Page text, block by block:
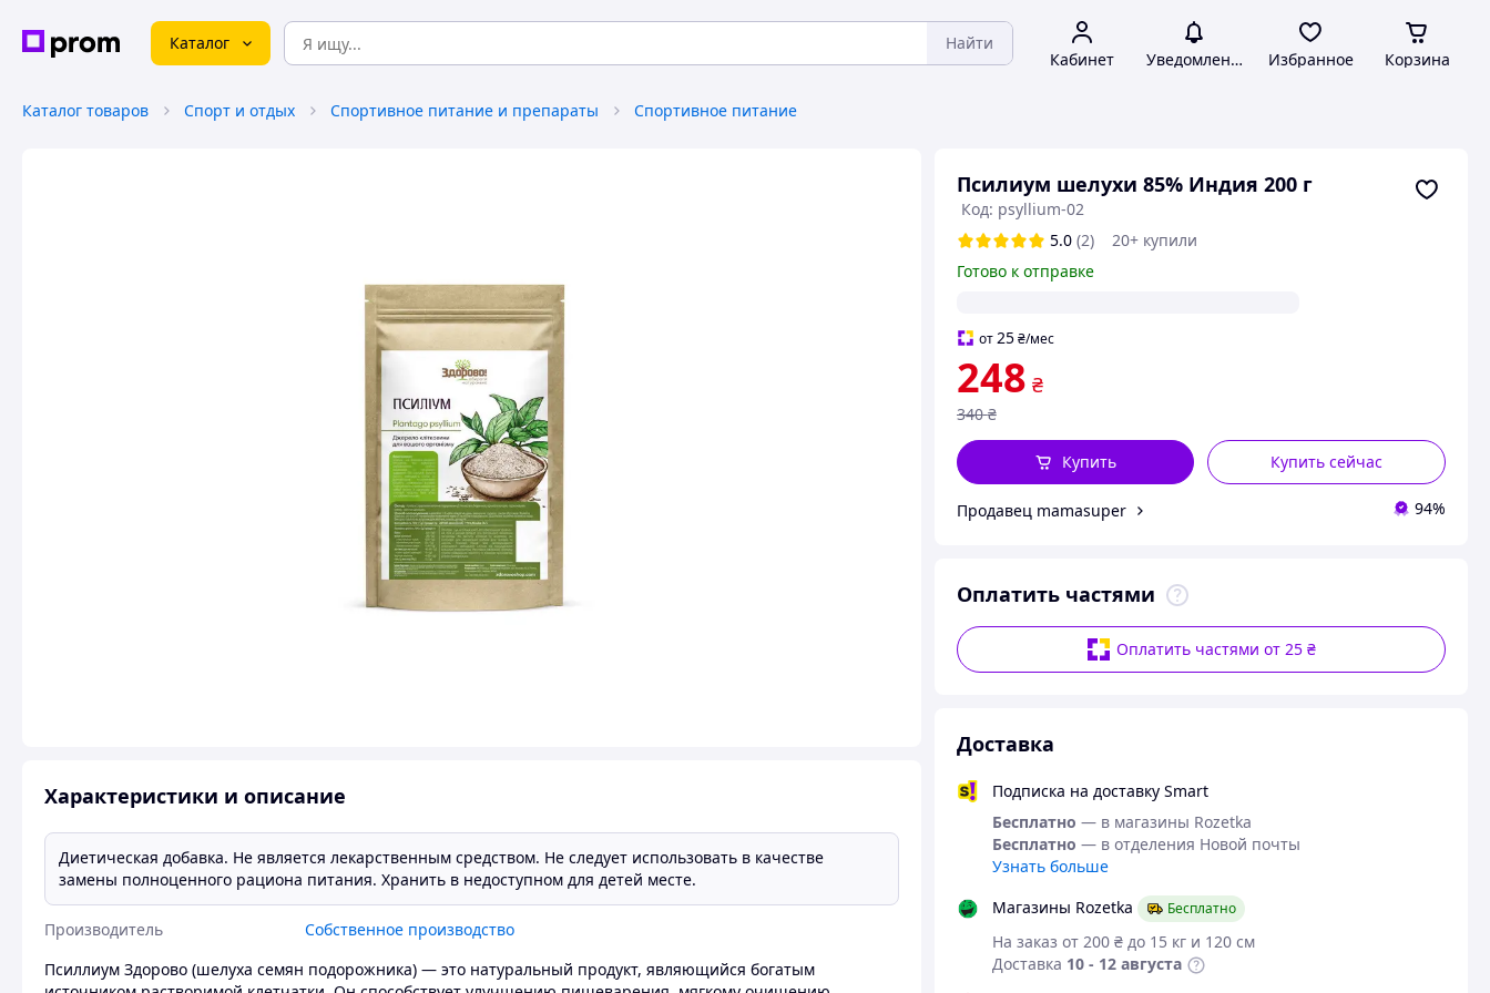
Каталог Найти
Кабинет Уведомления Избранное Корзина
Каталог товаров Спорт и отдых Спортивное питание и препараты Спортивное питание
Псилиум шелухи 85% Индия 200 г
Код: psyllium-02
5.0 (2)
20+ купили
Готово к отправке
от25 ₴/мес
248 ₴
340 ₴
Купить сейчас
Купить
Продавец mamasuper 94%
Оплатить частями
Оплатить частями от 25 ₴
Доставка
Подписка на доставку Smart
Бесплатно — в магазины Rozetka
Бесплатно — в отделения Новой почты
Узнать больше
Магазины Rozetka
Бесплатно
На заказ от 200 ₴ до 15 кг и 120 см
Доставка 10 - 12 августа
Характеристики и описание
Диетическая добавка. Не является лекарственным средством. Не следует использовать в качестве
замены полноценного рациона питания. Хранить в недоступном для детей месте.
Производитель
Собственное производство
Псиллиум Здорово (шелуха семян подорожника) — это натуральный продукт, являющийся богатым